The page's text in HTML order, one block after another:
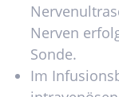
Nerven
Sonde.
Im